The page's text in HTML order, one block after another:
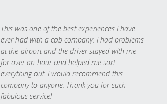
This was one of the best experiences I have
ever had with a cab company. I had problems
at the airport and the driver stayed with me
for over an hour and helped me sort
everything out. I would recommend this
company to anyone. Thank you for such
fabulous service!